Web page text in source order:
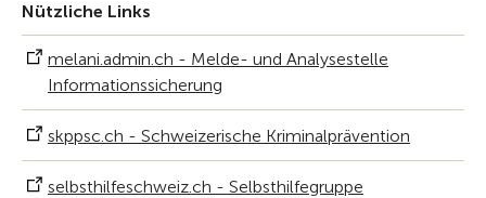
Nützliche Links
melani.admin.ch - Melde- und Analysestelle
Informationssicherung
skppsc.ch - Schweizerische Kriminalprävention
selbsthilfeschweiz.ch - Selbsthilfegruppe